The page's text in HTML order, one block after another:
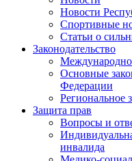
Новости
Спортивные
Статьи о
Законодательство
Основные
Федерации
Региональное
Защита прав
Вопросы и
инвалида